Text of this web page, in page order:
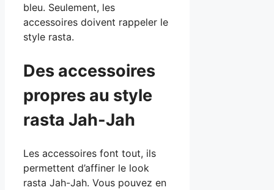
bleu. Seulement, les
accessoires doivent rappeler le
style rasta.
Des accessoires
propres au style
rasta Jah-Jah
Les accessoires font tout, ils
permettent d’affiner le look
rasta Jah-Jah. Vous pouvez en